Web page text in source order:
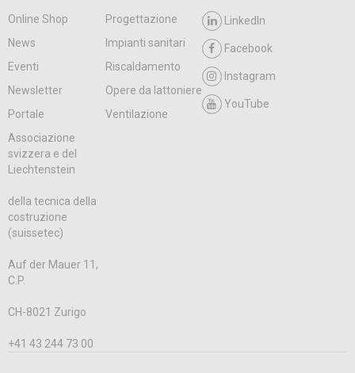
Online Shop
Progettazione
News
Impianti sanitari
Eventi
Riscaldamento
Newsletter
Opere da lattoniere
Portale
Ventilazione
LinkedIn
Facebook
Instagram
YouTube
Associazione
svizzera e del
Liechtenstein
della tecnica della
costruzione
(suissetec)
Auf der Mauer 11,
C.P.
CH-8021 Zurigo
+41 43 244 73 00